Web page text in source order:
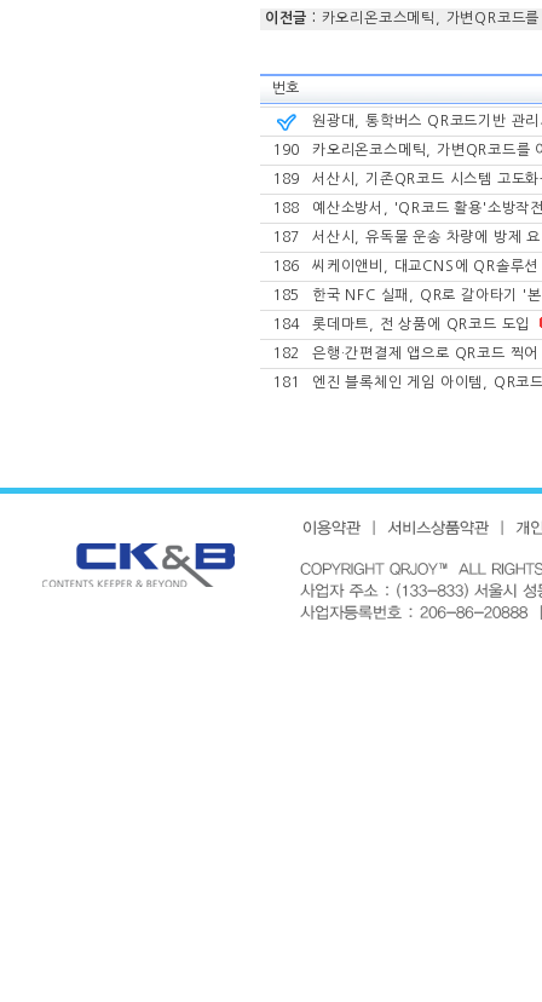
이전글 : 카오리온코스메틱, 가변QR코드
번호
원광대, 통학버스 QR코드기반 관
190
카오리온코스메틱, 가변QR코드를
189
서산시, 기존QR코드 시스템 고도
188
예산소방서, 'QR코드 활용'소방작
187
서산시, 유독물 운송 차량에 방제
186
씨케이앤비, 대교CNS에 QR솔루
185
한국 NFC 실패, QR로 갈아타기 '
184
롯데마트, 전 상품에 QR코드 도입
182
은행·간편결제 앱으로 QR코드 찍
181
엔진 블록체인 게임 아이템, QR코